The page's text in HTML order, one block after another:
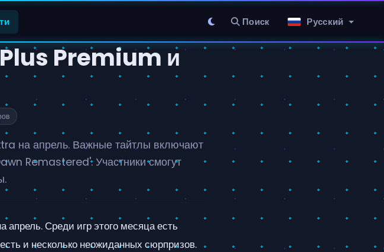
Поиск Русский
Premium и
на апрель. Важные тайтлы включают
Remastered'. Участники смогут
Среди игр этого месяца есть
и несколько неожиданных сюрпризов.